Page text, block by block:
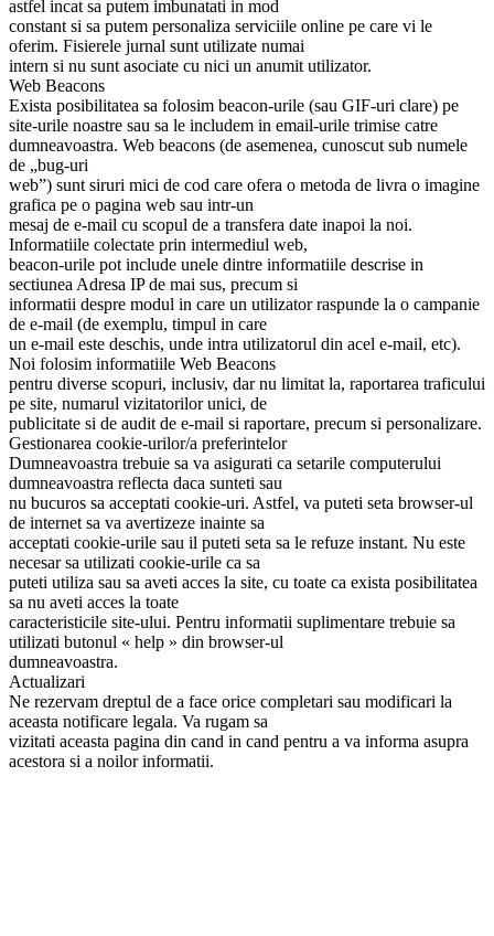
astfel incat sa putem imbunatati in mod
constant si sa putem personaliza serviciile online pe care vi le
oferim. Fisierele jurnal sunt utilizate numai
intern si nu sunt asociate cu nici un anumit utilizator.
Web Beacons
Exista posibilitatea sa folosim beacon-urile (sau GIF-uri clare) pe
site-urile noastre sau sa le includem in email-urile trimise catre
dumneavoastra. Web beacons (de asemenea, cunoscut sub numele
de „bug-uri
web”) sunt siruri mici de cod care ofera o metoda de livra o imagine
grafica pe o pagina web sau intr-un
mesaj de e-mail cu scopul de a transfera date inapoi la noi.
Informatiile colectate prin intermediul web,
beacon-urile pot include unele dintre informatiile descrise in
sectiunea Adresa IP de mai sus, precum si
informatii despre modul in care un utilizator raspunde la o campanie
de e-mail (de exemplu, timpul in care
un e-mail este deschis, unde intra utilizatorul din acel e-mail, etc).
Noi folosim informatiile Web Beacons
pentru diverse scopuri, inclusiv, dar nu limitat la, raportarea traficului
pe site, numarul vizitatorilor unici, de
publicitate si de audit de e-mail si raportare, precum si personalizare.
Gestionarea cookie-urilor/a preferintelor
Dumneavoastra trebuie sa va asigurati ca setarile computerului
dumneavoastra reflecta daca sunteti sau
nu bucuros sa acceptati cookie-uri. Astfel, va puteti seta browser-ul
de internet sa va avertizeze inainte sa
acceptati cookie-urile sau il puteti seta sa le refuze instant. Nu este
necesar sa utilizati cookie-urile ca sa
puteti utiliza sau sa aveti acces la site, cu toate ca exista posibilitatea
sa nu aveti acces la toate
caracteristicile site-ului. Pentru informatii suplimentare trebuie sa
utilizati butonul « help » din browser-ul
dumneavoastra.
Actualizari
Ne rezervam dreptul de a face orice completari sau modificari la
aceasta notificare legala. Va rugam sa
vizitati aceasta pagina din cand in cand pentru a va informa asupra
acestora si a noilor informatii.